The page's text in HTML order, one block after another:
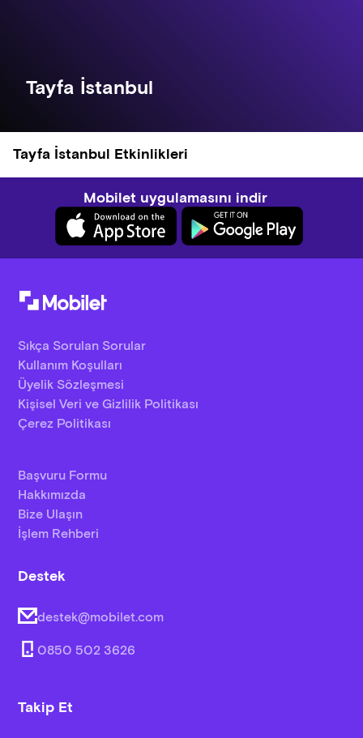
Tayfa İstanbul
Tayfa İstanbul Etkinlikleri
Mobilet uygulamasını indir
Sıkça Sorulan Sorular
Kullanım Koşulları
Üyelik Sözleşmesi
Kişisel Veri ve Gizlilik Politikası
Çerez Politikası
Başvuru Formu
Hakkımızda
Bize Ulaşın
İşlem Rehberi
Destek
destek@mobilet.com
0850 502 3626
Takip Et